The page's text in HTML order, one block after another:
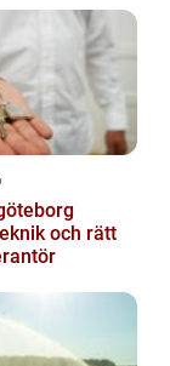
och rätt